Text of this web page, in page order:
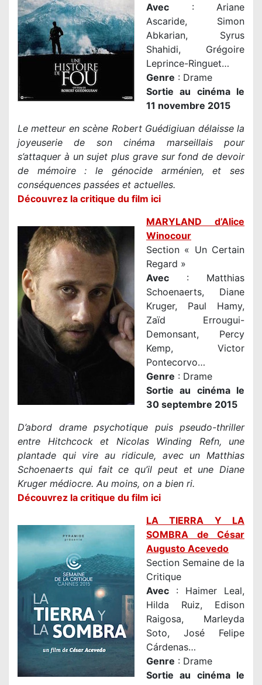
Avec : Ariane
Ascaride, Simon
Abkarian, Syrus
Shahidi, Grégoire
Leprince-Ringuet…
Genre : Drame
Sortie au cinéma le
11 novembre 2015
Le metteur en scène Robert Guédigiuan délaisse la
joyeuserie de son cinéma marseillais pour
s’attaquer à un sujet plus grave sur fond de devoir
de mémoire : le génocide arménien, et ses
conséquences passées et actuelles.
Découvrez la critique du film ici
MARYLAND d’Alice
Winocour
Section « Un Certain
Regard »
Avec : Matthias
Schoenaerts, Diane
Kruger, Paul Hamy,
Zaïd Errougui-
Demonsant, Percy
Kemp, Victor
Pontecorvo…
Genre : Drame
Sortie au cinéma le
30 septembre 2015
D’abord drame psychotique puis pseudo-thriller
entre Hitchcock et Nicolas Winding Refn, une
plantade qui vire au ridicule, avec un Matthias
Schoenaerts qui fait ce qu’il peut et une Diane
Kruger médiocre. Au moins, on a bien ri.
Découvrez la critique du film ici
LA TIERRA Y LA
SOMBRA de César
Augusto Acevedo
Section Semaine de la
Critique
Avec : Haimer Leal,
Hilda Ruiz, Edison
Raigosa, Marleyda
Soto, José Felipe
Cárdenas…
Genre : Drame
Sortie au cinéma le